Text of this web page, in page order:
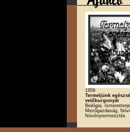
1956
Termeljünk
vetőburgonyát
Biológia,
Mezőgazdaság,
Növénytermesztés